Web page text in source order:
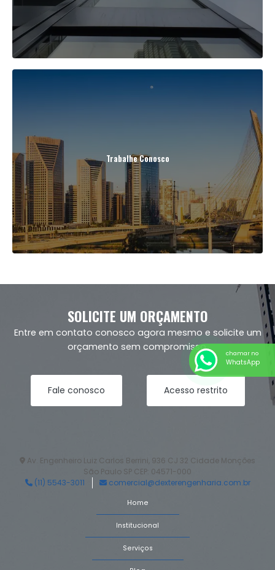
Trabalhe Conosco
Ver Mais
SOLICITE UM ORÇAMENTO
Entre em contato conosco agora mesmo e solicite um
orçamento sem compromisso.
Fale conosco Acesso restrito
Av. Engenheiro Luiz Carlos Berrini, 936 CJ 32 Cidade Monções
São Paulo SP CEP: 04571-000
(11) 5543-3011
comercial@dexterengenharia.com.br
Home
Institucional
Serviços
chamar no
WhatsApp